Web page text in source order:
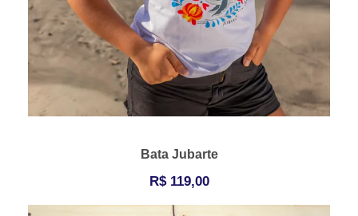
Bata Jubarte
R$119,00